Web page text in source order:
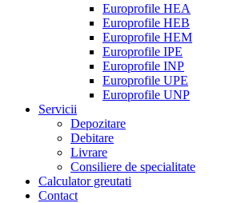
Europrofile HEA
Europrofile HEB
Europrofile HEM
Europrofile IPE
Europrofile INP
Europrofile UPE
Europrofile UNP
Servicii
Depozitare
Debitare
Livrare
Consiliere de specialitate
Calculator greutati
Contact